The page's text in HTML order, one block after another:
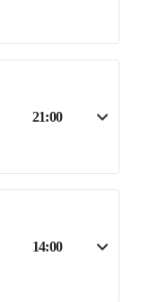
21:00
14:00